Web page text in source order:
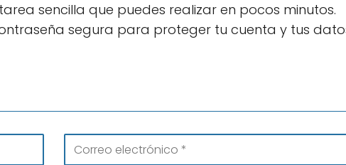
sencilla que puedes realizar en pocos minutos.
segura para proteger tu cuenta y tus